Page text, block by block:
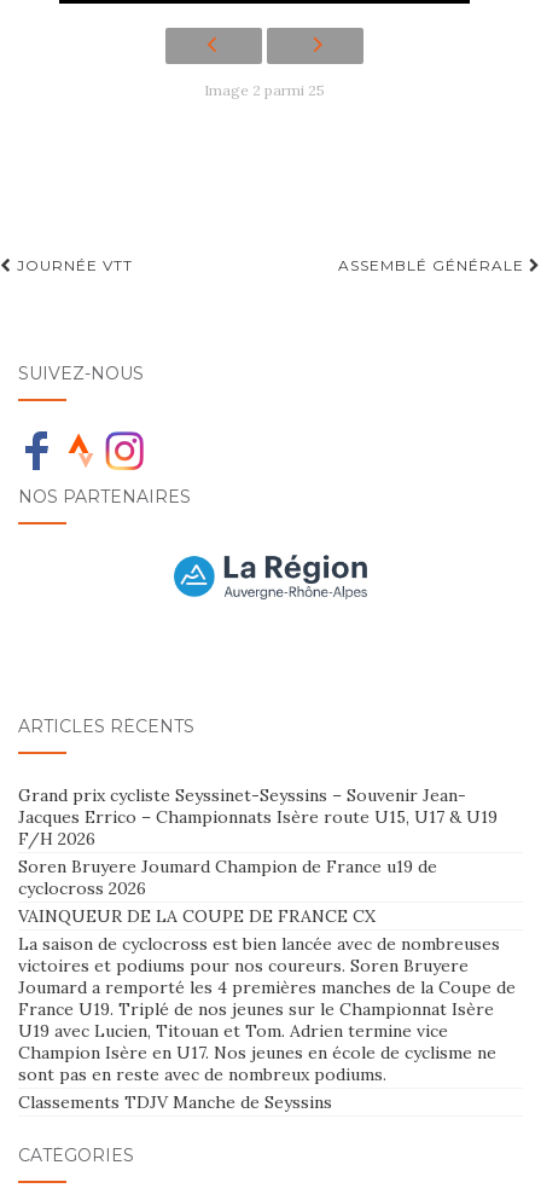
Image 2 parmi 25
Navigation
JOURNÉE VTT ASSEMBLÉ GÉNÉRALE
SUIVEZ-NOUS
NOS PARTENAIRES
ARTICLES RÉCENTS
Grand prix cycliste Seyssinet-Seyssins – Souvenir Jean-
Jacques Errico – Championnats Isère route U15, U17 & U19
F/H 2026
Soren Bruyere Joumard Champion de France u19 de
cyclocross 2026
VAINQUEUR DE LA COUPE DE FRANCE CX
La saison de cyclocross est bien lancée avec de nombreuses
victoires et podiums pour nos coureurs. Soren Bruyere
Joumard a remporté les 4 premières manches de la Coupe de
France U19. Triplé de nos jeunes sur le Championnat Isère
U19 avec Lucien, Titouan et Tom. Adrien termine vice
Champion Isère en U17. Nos jeunes en école de cyclisme ne
sont pas en reste avec de nombreux podiums.
Classements TDJV Manche de Seyssins
CATÉGORIES